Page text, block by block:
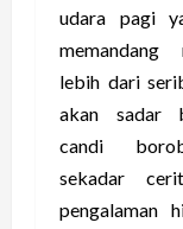
udara pagi
lebih dari
akan sadar
candi
sekadar
pengalaman